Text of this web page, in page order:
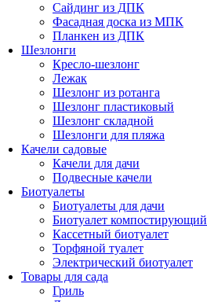
Сайдинг из ДПК
Фасадная доска из МПК
Планкен из ДПК
Шезлонги
Кресло-шезлонг
Лежак
Шезлонг из ротанга
Шезлонг пластиковый
Шезлонг складной
Шезлонги для пляжа
Качели садовые
Качели для дачи
Подвесные качели
Биотуалеты
Биотуалеты для дачи
Биотуалет компостирующий
Кассетный биотуалет
Торфяной туалет
Электрический биотуалет
Товары для сада
Гриль